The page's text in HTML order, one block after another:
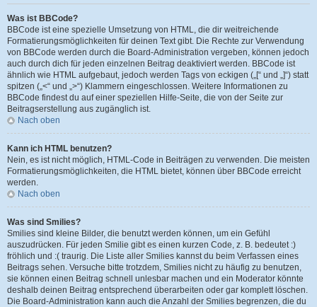
Was ist BBCode?
BBCode ist eine spezielle Umsetzung von HTML, die dir weitreichende
Formatierungsmöglichkeiten für deinen Text gibt. Die Rechte zur Verwendung
von BBCode werden durch die Board-Administration vergeben, können jedoch
auch durch dich für jeden einzelnen Beitrag deaktiviert werden. BBCode ist
ähnlich wie HTML aufgebaut, jedoch werden Tags von eckigen („[“ und „]“) statt
spitzen („<“ und „>“) Klammern eingeschlossen. Weitere Informationen zu
BBCode findest du auf einer speziellen Hilfe-Seite, die von der Seite zur
Beitragserstellung aus zugänglich ist.
Nach oben
Kann ich HTML benutzen?
Nein, es ist nicht möglich, HTML-Code in Beiträgen zu verwenden. Die meisten
Formatierungsmöglichkeiten, die HTML bietet, können über BBCode erreicht
werden.
Nach oben
Was sind Smilies?
Smilies sind kleine Bilder, die benutzt werden können, um ein Gefühl
auszudrücken. Für jeden Smilie gibt es einen kurzen Code, z. B. bedeutet :)
fröhlich und :( traurig. Die Liste aller Smilies kannst du beim Verfassen eines
Beitrags sehen. Versuche bitte trotzdem, Smilies nicht zu häufig zu benutzen,
sie können einen Beitrag schnell unlesbar machen und ein Moderator könnte
deshalb deinen Beitrag entsprechend überarbeiten oder gar komplett löschen.
Die Board-Administration kann auch die Anzahl der Smilies begrenzen, die du